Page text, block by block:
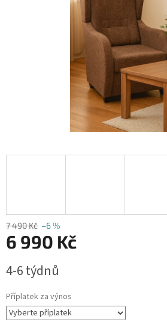
7 490 Kč –6 %
6 990 Kč
cena:
4-6 týdnů
Příplatek za výnos